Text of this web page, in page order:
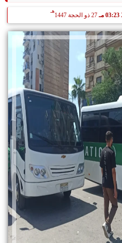
03:23 مـ 27 ذو الحجة 1447
هـ